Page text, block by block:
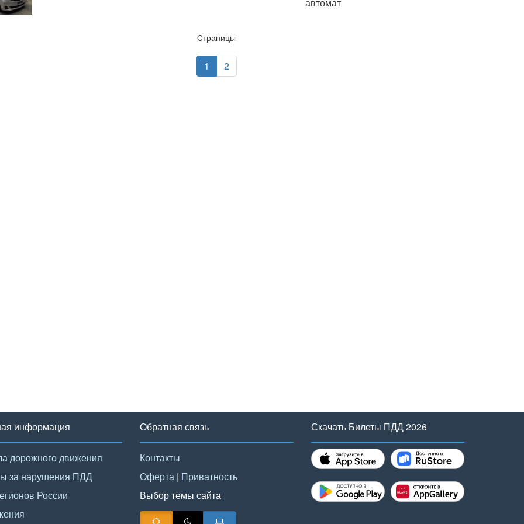
Cтраницы
1 2
информация
дорожного движения
за нарушения ПДД
России
Обратная связь
Контакты
Оферта | Приватность
Выбор темы сайта
Скачать Билеты ПДД 2026